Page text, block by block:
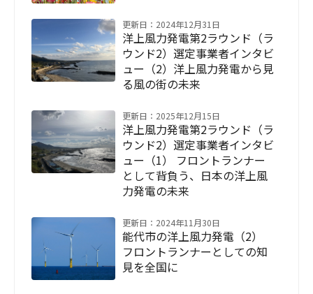
更新日：2024年12月31日
洋上風力発電第2ラウンド（ラ
ウンド2）選定事業者インタビ
ュー（2）洋上風力発電から見
る風の街の未来
更新日：2025年12月15日
洋上風力発電第2ラウンド（ラ
ウンド2）選定事業者インタビ
ュー（1） フロントランナー
として背負う、日本の洋上風
力発電の未来
更新日：2024年11月30日
能代市の洋上風力発電（2）
フロントランナーとしての知
見を全国に